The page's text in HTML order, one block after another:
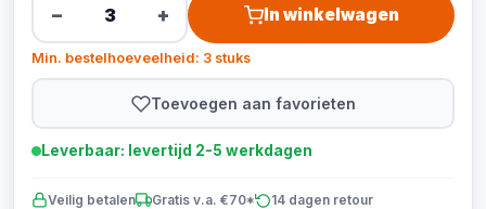
− + In winkelwagen
Min. bestelhoeveelheid: 3 stuks
Toevoegen aan favorieten
Leverbaar: levertijd 2-5 werkdagen
Veilig betalen Gratis v.a. €70* 14 dagen retour